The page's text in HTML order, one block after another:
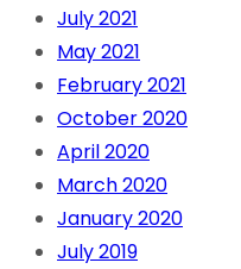
July 2021
May 2021
February 2021
October 2020
April 2020
March 2020
January 2020
July 2019